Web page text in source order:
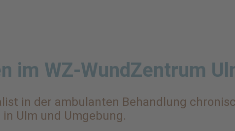
im WZ-WundZentrum
in der ambulanten Behandlung
Ulm und Umgebung.